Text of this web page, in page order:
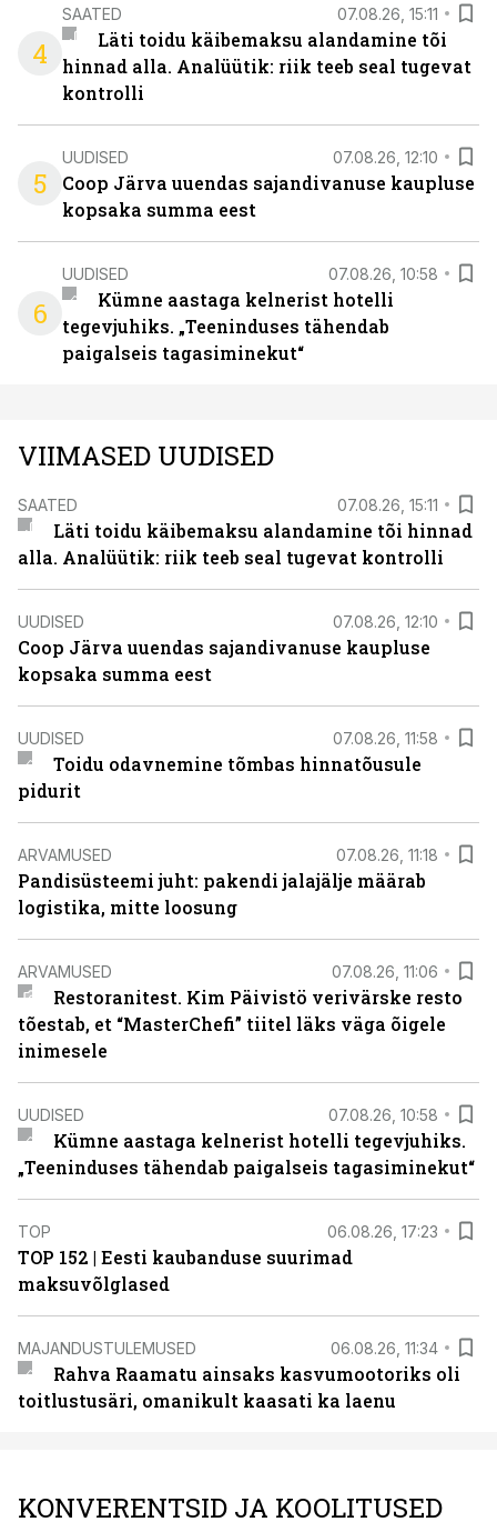
4
SAATED 07.08.26, 15:11
Läti toidu käibemaksu alandamine tõi
hinnad alla. Analüütik: riik teeb seal tugevat
kontrolli
5
UUDISED 07.08.26, 12:10
Coop Järva uuendas sajandivanuse kaupluse
kopsaka summa eest
6
UUDISED 07.08.26, 10:58
Kümne aastaga kelnerist hotelli
tegevjuhiks. „Teeninduses tähendab
paigalseis tagasiminekut“
VIIMASED UUDISED
SAATED 07.08.26, 15:11
Läti toidu käibemaksu alandamine tõi hinnad
alla. Analüütik: riik teeb seal tugevat kontrolli
UUDISED 07.08.26, 12:10
Coop Järva uuendas sajandivanuse kaupluse
kopsaka summa eest
UUDISED 07.08.26, 11:58
Toidu odavnemine tõmbas hinnatõusule
pidurit
ARVAMUSED 07.08.26, 11:18
Pandisüsteemi juht: pakendi jalajälje määrab
logistika, mitte loosung
ARVAMUSED 07.08.26, 11:06
Restoranitest. Kim Päivistö verivärske resto
tõestab, et “MasterChefi” tiitel läks väga õigele
inimesele
UUDISED 07.08.26, 10:58
Kümne aastaga kelnerist hotelli tegevjuhiks.
„Teeninduses tähendab paigalseis tagasiminekut“
TOP 06.08.26, 17:23
TOP 152 | Eesti kaubanduse suurimad
maksuvõlglased
MAJANDUSTULEMUSED 06.08.26, 11:34
Rahva Raamatu ainsaks kasvumootoriks oli
toitlustusäri, omanikult kaasati ka laenu
KONVERENTSID JA KOOLITUSED